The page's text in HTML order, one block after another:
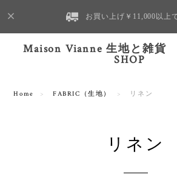
お買い上げ￥11,000以上
Maison Vianne 生地と雑
SHOP
Home FABRIC（生地） リネン
リネン